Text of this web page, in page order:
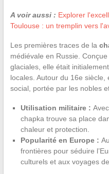
A voir aussi : Explorer
Toulouse : un tremplin vers
Les premières traces de la
médiévale en Russie.
glaciales, elle était
locales. Autour du 16e
social, portée par les nobles
Utilisation militaire :
chapka trouve sa place
chaleur et protection.
Popularité en Europe :
frontières pour séduire
culturels et aux voyages